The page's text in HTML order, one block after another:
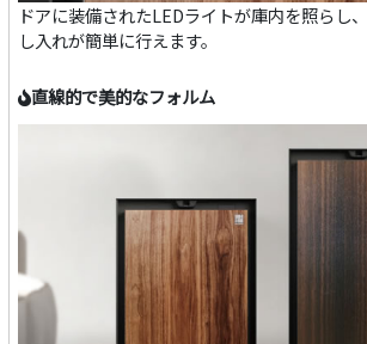
ドアに装備されたLEDライトが庫内を照らし
し入れが簡単に行えます。
直線的で美的なフォルム